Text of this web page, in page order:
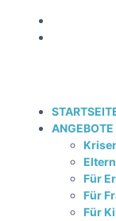
ANGEBOTE
Für
Für
Für